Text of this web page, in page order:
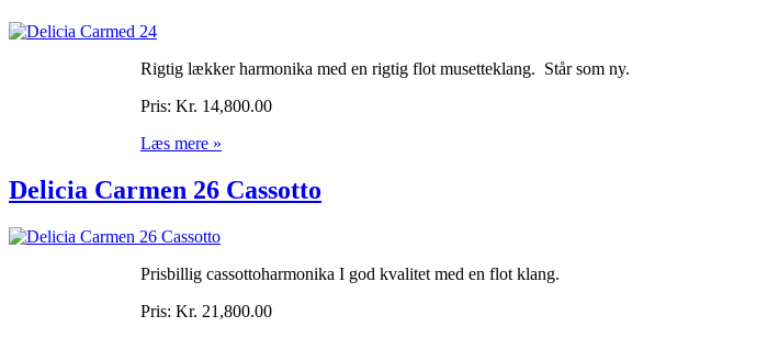
Rigtig lækker harmonika med en rigtig flot musetteklang. Står som ny.
Pris: Kr. 14,800.00
Læs mere »
Delicia Carmen 26 Cassotto
Prisbillig cassottoharmonika I god kvalitet med en flot klang.
Pris: Kr. 21,800.00